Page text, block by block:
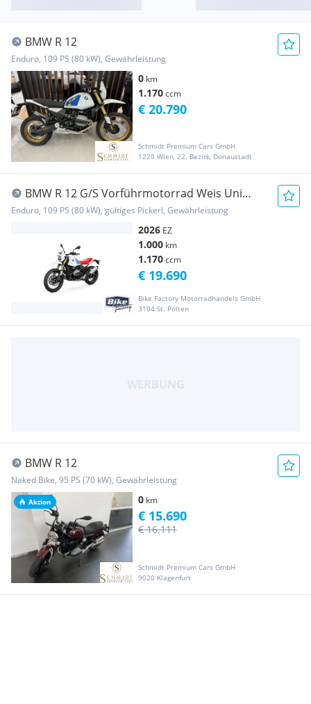
BMW R 12
Enduro, 109 PS (80 kW), Gewährleistung
0 km
1.170ccm
Schmidt Premium Cars GmbH
1220 Wien, 22. Bezirk, Donaustadt
€ 20.790
BMW R 12 G/S Vorführmotorrad Weis Uni
(6M84314)
Enduro, 109 PS (80 kW), gültiges Pickerl, Gewährleistung
2026 EZ
1.000 km
1.170ccm
Bike Factory Motorradhandels GmbH
3104 St. Pölten
€ 19.690
Aktion
BMW R 12
Naked Bike, 95 PS (70 kW), Gewährleistung
0 km
Schmidt Premium Cars GmbH
9020 Klagenfurt
€ 16.111
€ 15.690